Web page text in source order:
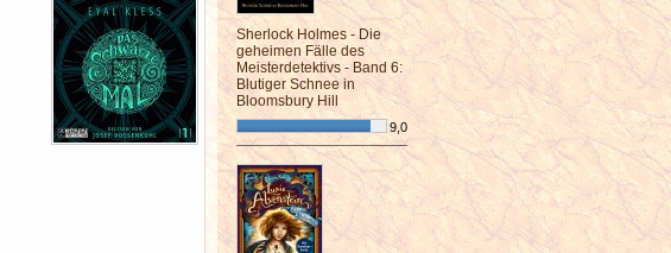
Sherlock Holmes - Die
geheimen Fälle des
Meisterdetektivs - Band 6:
Blutiger Schnee in
Bloomsbury Hill
9,0
¯¯¯¯¯¯¯¯¯¯¯¯¯¯¯¯¯¯¯¯¯¯¯¯